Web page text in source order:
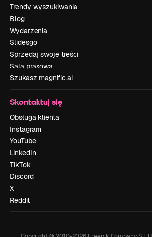
Trendy wyszukiwania
Blog
Wydarzenia
Slidesgo
Sprzedaj swoje treści
Sala prasowa
Szukasz magnific.ai
Skontaktuj się
Obsługa klienta
Instagram
YouTube
LinkedIn
TikTok
Discord
X
Reddit